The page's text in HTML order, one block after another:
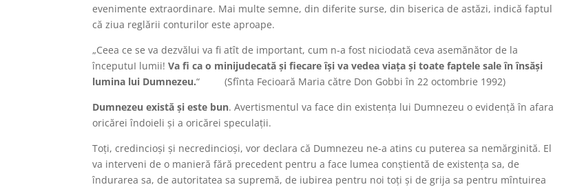
evenimente extraordinare. Mai multe semne, din diferite surse, din biserica de astăzi, indică faptul
că ziua reglării conturilor este aproape.
„Ceea ce se va dezvălui va fi atît de important, cum n-a fost niciodată ceva asemănător de la
începutuI lumii!Va fi ca o minijudecată și fiecare își va vedea viața și toate faptele sale în însăși
lumina lui Dumnezeu.“ (Sfînta Fecioară Maria către Don Gobbi în 22 octombrie 1992)
Dumnezeu există și este bun. Avertismentul va face din existența lui Dumnezeu o evidență în afara
oricărei îndoieli și a oricărei speculații.
Toți, credincioși și necredincioși, vor declara că Dumnezeu ne-a atins cu puterea sa nemărginită. El
va interveni de o manieră fără precedent pentru a face lumea conștientă de existența sa, de
îndurarea sa, de autoritatea sa supremă, de iubirea pentru noi toți și de grija sa pentru mîntuirea